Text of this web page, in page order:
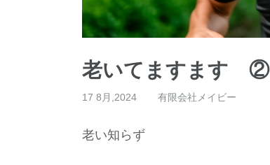
老いてますます ②
17 8月,2024 有限会社メイビー
老い知らず